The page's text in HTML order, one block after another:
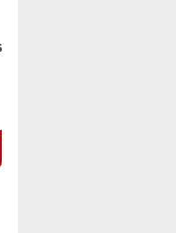
Prajurit Jadi